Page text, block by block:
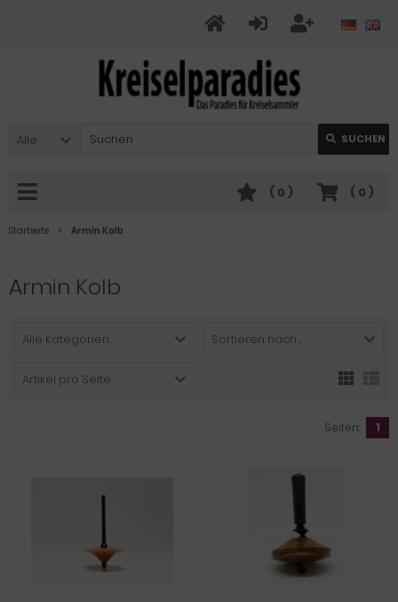
Alle SUCHEN
( 0 )
( 0 )
Startseite Armin Kolb
Armin Kolb
Alle Kategorien Sortieren nach ...
Artikel pro Seite
Seiten: 1